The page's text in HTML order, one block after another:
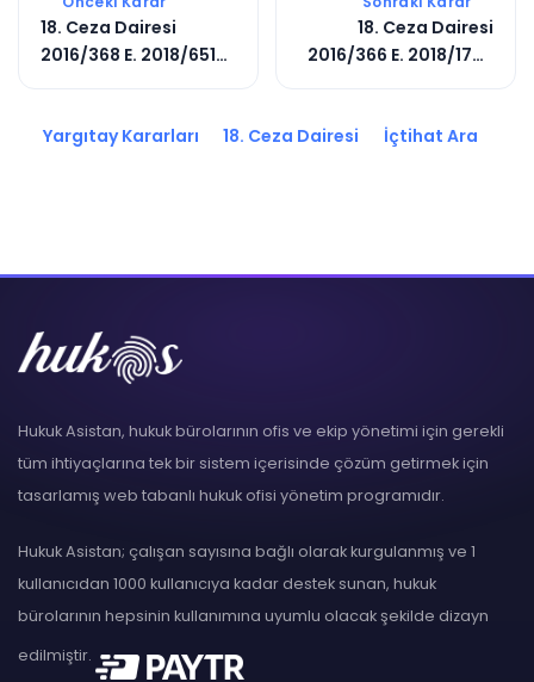
18. Ceza Dairesi
2016/368 E. 2018/6510
18. Ceza Dairesi
2016/366 E. 2018/1788
Yargıtay Kararları 18. Ceza Dairesi İçtihat Ara
Hukuk Asistan, hukuk bürolarının ofis ve ekip yönetimi için gerekli
tüm ihtiyaçlarına tek bir sistem içerisinde çözüm getirmek için
tasarlamış web tabanlı hukuk ofisi yönetim programıdır.
Hukuk Asistan; çalışan sayısına bağlı olarak kurgulanmış ve 1
kullanıcıdan 1000 kullanıcıya kadar destek sunan, hukuk
bürolarının hepsinin kullanımına uyumlu olacak şekilde dizayn
edilmiştir.